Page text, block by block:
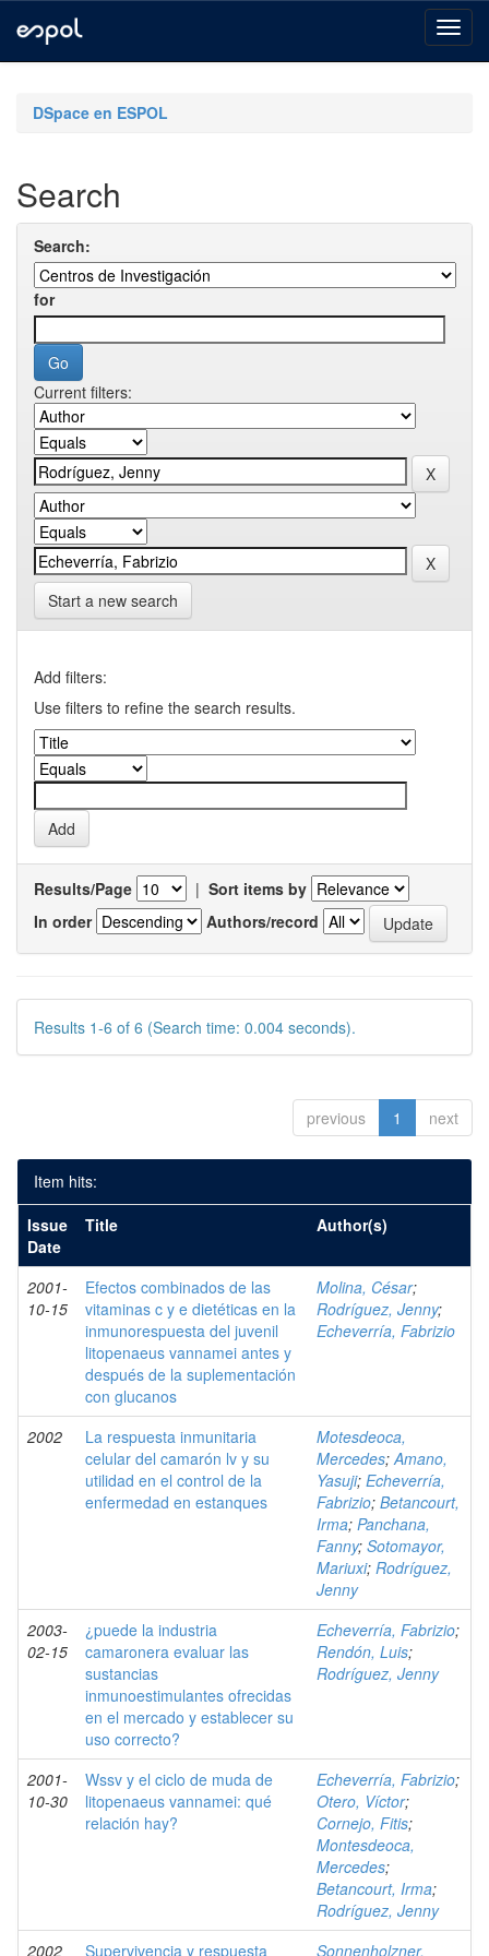
navigationDSpace en ESPOL
Search
Search:
for
Current filters:
Start a new search
Add filters:
Use filters to refine the search results.
Results/Page | Sort items by
In order
Authors/record
Results 1-6 of 6 (Search time: 0.004 seconds).
previous 1 next
Item hits:
Issue
Date
Title Author(s)
2001-
10-15
Efectos combinados de las
vitaminas c y e dietéticas en la
inmunorespuesta del juvenil
litopenaeus vannamei antes y
después de la suplementación
con glucanos
Molina, César;
Rodríguez, Jenny;
Echeverría, Fabrizio
2002
La respuesta inmunitaria
celular del camarón lv y su
utilidad en el control de la
enfermedad en estanques
Motesdeoca,
Mercedes;Amano,
Yasuji; Echeverría,
Fabrizio; Betancourt,
Irma; Panchana,
Fanny; Sotomayor,
Mariuxi; Rodríguez,
Jenny
2003-
02-15
¿puede la industria
camaronera evaluar las
sustancias
inmunoestimulantes ofrecidas
en el mercado y establecer su
uso correcto?
Echeverría, Fabrizio;
Rendón, Luis;
Rodríguez, Jenny
2001-
10-30
Wssv y el ciclo de muda de
litopenaeus vannamei: qué
relación hay?
Echeverría, Fabrizio;
Otero, Víctor;
Cornejo, Fitis;
Montesdeoca,
Mercedes;
Betancourt, Irma;
Rodríguez, Jenny
2002
Supervivencia y respuesta Sonnenholzner,